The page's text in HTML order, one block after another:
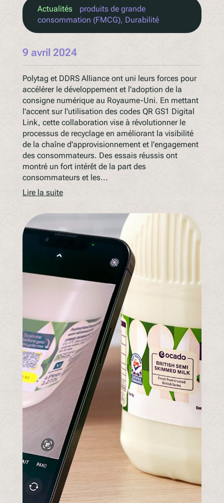
Actualités
produits de grande
consommation (FMCG), Durabilité
9 avril 2024
Polytag et DDRS Alliance ont uni leurs forces pour
accélérer le développement et l'adoption de la
consigne numérique au Royaume-Uni. En mettant
l'accent sur l'utilisation des codes QR GS1 Digital
Link, cette collaboration vise à révolutionner le
processus de recyclage en améliorant la visibilité
de la chaîne d'approvisionnement et l'engagement
des consommateurs. Des essais réussis ont
montré un fort intérêt de la part des
consommateurs et les...
Lire la suite